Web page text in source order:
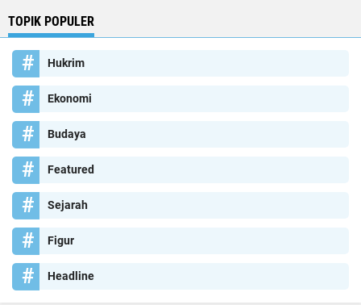
TOPIK POPULER
Hukrim
Ekonomi
Budaya
Featured
Sejarah
Figur
Headline